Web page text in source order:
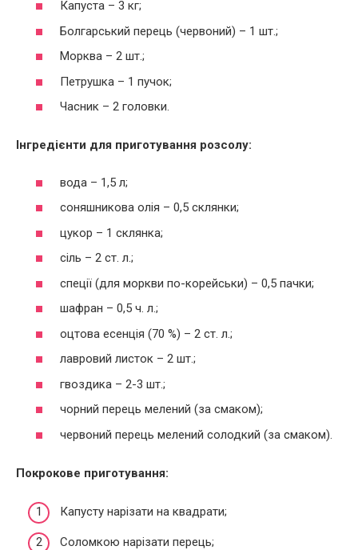
Капуста – 3 кг;
Болгарський перець (червоний) – 1 шт.;
Морква – 2 шт.;
Петрушка – 1 пучок;
Часник – 2 головки.
Інгредієнти для приготування розсолу:
вода – 1,5 л;
соняшникова олія – 0,5 склянки;
цукор – 1 склянка;
сіль – 2 ст. л.;
спеції (для моркви по-корейськи) – 0,5 пачки;
шафран – 0,5 ч. л.;
оцтова есенція (70 %) – 2 ст. л.;
лавровий листок – 2 шт.;
гвоздика – 2-3 шт.;
чорний перець мелений (за смаком);
червоний перець мелений солодкий (за смаком).
Покрокове приготування:
Капусту нарізати на квадрати;
Соломкою нарізати перець;